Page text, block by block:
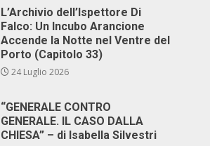
L’Archivio dell’Ispettore Di
Falco: Un Incubo Arancione
Accende la Notte nel Ventre del
Porto (Capitolo 33)
24 Luglio 2026
“GENERALE CONTRO
GENERALE. IL CASO DALLA
CHIESA” – di Isabella Silvestri